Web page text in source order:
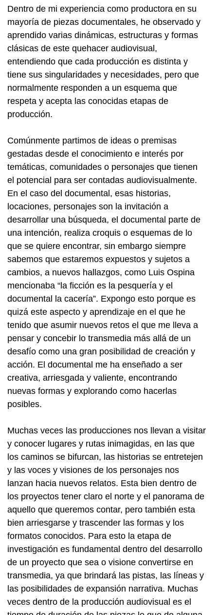
Dentro de mi experiencia como productora en su
mayoría de piezas documentales, he observado y
aprendido varias dinámicas, estructuras y formas
clásicas de este quehacer audiovisual,
entendiendo que cada producción es distinta y
tiene sus singularidades y necesidades, pero que
normalmente responden a un esquema que
respeta y acepta las conocidas etapas de
producción.
Comúnmente partimos de ideas o premisas
gestadas desde el conocimiento e interés por
temáticas, comunidades o personajes que tienen
el potencial para ser contadas audiovisualmente.
En el caso del documental, esas historias,
locaciones, personajes son la invitación a
desarrollar una búsqueda, el documental parte de
una intención, realiza croquis o esquemas de lo
que se quiere encontrar, sin embargo siempre
sabemos que estaremos expuestos y sujetos a
cambios, a nuevos hallazgos, como Luis Ospina
mencionaba “la ficción es la pesquería y el
documental la cacería”. Expongo esto porque es
quizá este aspecto y aprendizaje en el que he
tenido que asumir nuevos retos el que me lleva a
pensar y concebir lo transmedia más allá de un
desafío como una gran posibilidad de creación y
acción. El documental me ha enseñado a ser
creativa, arriesgada y valiente, encontrando
nuevas formas y explorando como hacerlas
posibles.
Muchas veces las producciones nos llevan a visitar
y conocer lugares y rutas inimagidas, en las que
los caminos se bifurcan, las historias se entretejen
y las voces y visiones de los personajes nos
lanzan hacia nuevos relatos. Esta bien dentro de
los proyectos tener claro el norte y el panorama de
aquello que queremos contar, pero también esta
bien arriesgarse y trascender las formas y los
formatos conocidos. Para esto la etapa de
investigación es fundamental dentro del desarrollo
de un proyecto que sea o visione convertirse en
transmedia, ya que brindará las pistas, las líneas y
las posibilidades de expansión narrativa. Muchas
veces dentro de la producción audiovisual es el